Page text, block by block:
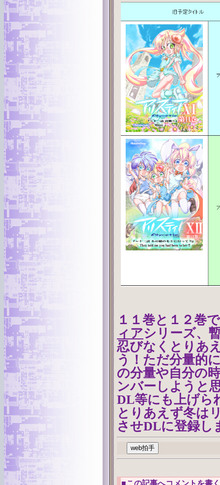
１１巻と１２巻
ィアシリーズ、
忍びなくとりあ
う！ただ分量的
の分量や自分の
ンバーしようと
DL等にも上げら
とりあえず冬は
させDLに登録し
■この記事へコメントを書